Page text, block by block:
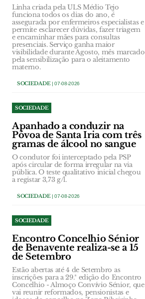
Linha criada pela ULS Médio Tejo
funciona todos os dias do ano, é
assegurada por enfermeiros especialistas e
permite esclarecer dúvidas, fazer triagem
e encaminhar mães para consultas
presenciais. Serviço ganha maior
visibilidade durante Agosto, mês marcado
pela sensibilização para o aleitamento
materno.
SOCIEDADE| 07-08-2026
SOCIEDADE
Apanhado a conduzir na
Póvoa de Santa Iria com três
gramas de álcool no sangue
O condutor foi interceptado pela PSP
após circular de forma irregular na via
pública. O teste qualitativo inicial chegou
a registar 3,73 g/l.
SOCIEDADE| 07-08-2026
SOCIEDADE
Encontro Concelhio Sénior
de Benavente realiza-se a 15
de Setembro
Estão abertas até 4 de Setembro as
inscrições para a 29.ª edição do Encontro
Concelhio - Almoço Convívio Sénior, que
vai reunir reformados, pensionistas e